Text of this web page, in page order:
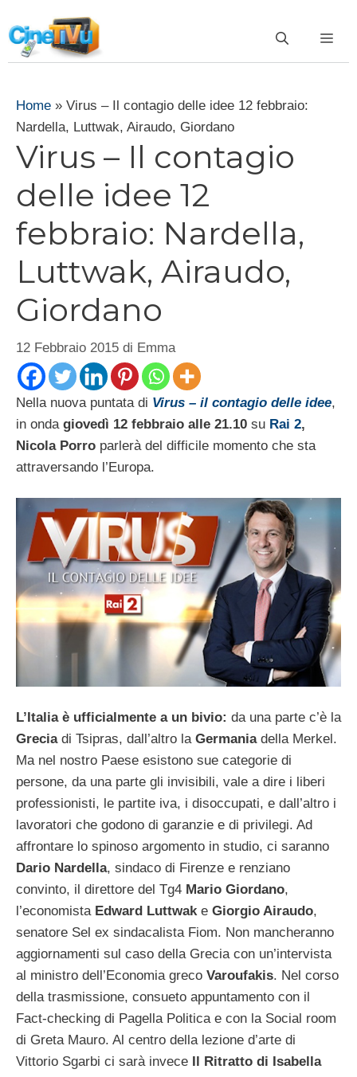
al
contenuto
Home » Virus – Il contagio delle idee 12 febbraio:
Nardella, Luttwak, Airaudo, Giordano
Virus – Il contagio
delle idee 12
febbraio: Nardella,
Luttwak, Airaudo,
Giordano
12 Febbraio 2015 di Emma
Nella nuova puntata di Virus – il contagio delle idee,
in onda giovedì 12 febbraio alle 21.10 su Rai 2,
Nicola Porro parlerà del difficile momento che sta
attraversando l’Europa.
L’Italia è ufficialmente a un bivio: da una parte c’è la
Greciadi Tsipras, dall’altro la Germaniadella Merkel.
Ma nel nostro Paese esistono sue categorie di
persone, da una parte gli invisibili, vale a dire i liberi
professionisti, le partite iva, i disoccupati, e dall’altro i
lavoratori che godono di garanzie e di privilegi. Ad
affrontare lo spinoso argomento in studio, ci saranno
Dario Nardella, sindaco di Firenze e renziano
convinto, il direttore del Tg4 Mario Giordano,
l’economista Edward Luttwake Giorgio Airaudo,
senatore Sel ex sindacalista Fiom. Non mancheranno
aggiornamenti sul caso della Grecia con un’intervista
al ministro dell’Economia greco Varoufakis. Nel corso
della trasmissione, consueto appuntamento con il
Fact-checking di Pagella Politica e con la Social room
di Greta Mauro. Al centro della lezione d’arte di
Vittorio Sgarbi ci sarà invece
Il Ritratto di Isabella